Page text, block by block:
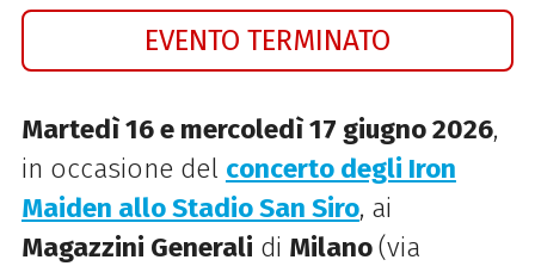
EVENTO TERMINATO
Martedì 16 e mercoledì 17 giugno 2026,
in occasione del concerto degli Iron
Maiden allo Stadio San Siro, ai
Magazzini Generali di Milano(via